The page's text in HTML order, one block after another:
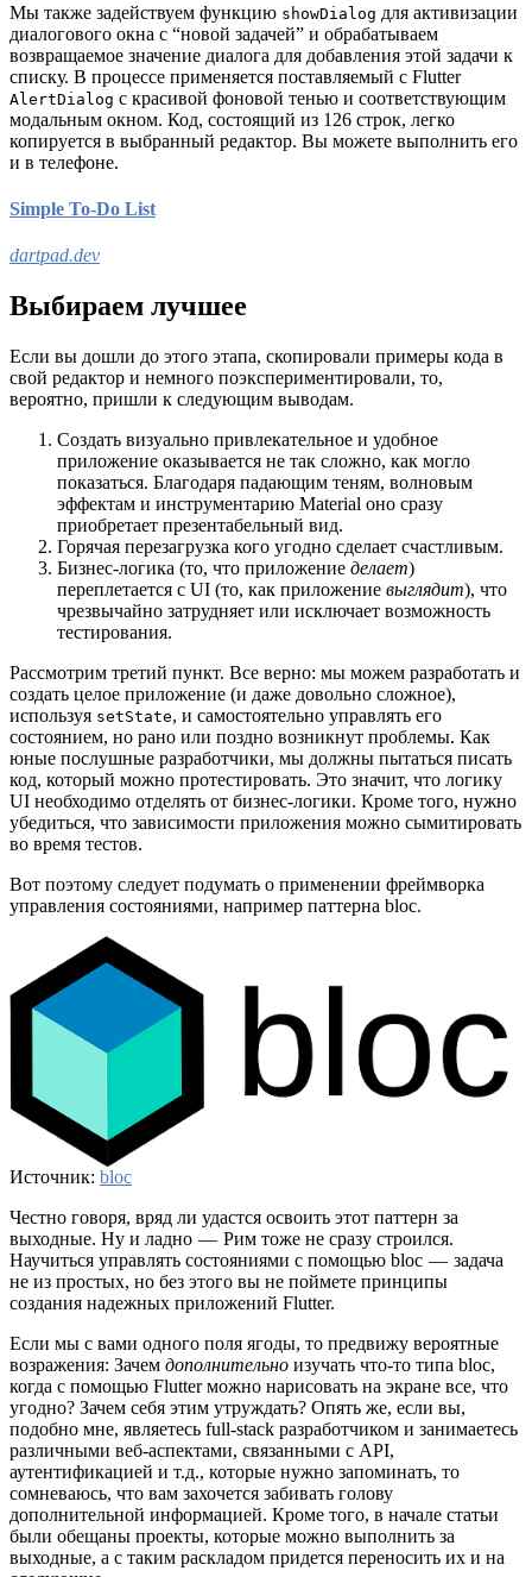
Мы также задействуем функцию showDialog для активизации
диалогового окна с “новой задачей” и обрабатываем
возвращаемое значение диалога для добавления этой задачи к
списку. В процессе применяется поставляемый с Flutter
AlertDialog с красивой фоновой тенью и соответствующим
модальным окном. Код, состоящий из 126 строк, легко
копируется в выбранный редактор. Вы можете выполнить его
и в телефоне.
Simple To-Do List
dartpad.dev
Выбираем лучшее
Если вы дошли до этого этапа, скопировали примеры кода в
свой редактор и немного поэкспериментировали, то,
вероятно, пришли к следующим выводам.
Создать визуально привлекательное и удобное
приложение оказывается не так сложно, как могло
показаться. Благодаря падающим теням, волновым
эффектам и инструментарию Material оно сразу
приобретает презентабельный вид.
Горячая перезагрузка кого угодно сделает счастливым.
Бизнес-логика (то, что приложение делает)
переплетается с UI (то, как приложение выглядит), что
чрезвычайно затрудняет или исключает возможность
тестирования.
Рассмотрим третий пункт. Все верно: мы можем разработать и
создать целое приложение (и даже довольно сложное),
используя setState, и самостоятельно управлять его
состоянием, но рано или поздно возникнут проблемы. Как
юные послушные разработчики, мы должны пытаться писать
код, который можно протестировать. Это значит, что логику
UI необходимо отделять от бизнес-логики. Кроме того, нужно
убедиться, что зависимости приложения можно сымитировать
во время тестов.
Вот поэтому следует подумать о применении фреймворка
управления состояниями, например паттерна bloc.
Источник: bloc
Честно говоря, вряд ли удастся освоить этот паттерн за
выходные. Ну и ладно — Рим тоже не сразу строился.
Научиться управлять состояниями с помощью bloc — задача
не из простых, но без этого вы не поймете принципы
создания надежных приложений Flutter.
Если мы с вами одного поля ягоды, то предвижу вероятные
возражения: Зачем дополнительно изучать что-то типа bloc,
когда с помощью Flutter можно нарисовать на экране все, что
угодно? Зачем себя этим утруждать? Опять же, если вы,
подобно мне, являетесь full-stack разработчиком и занимаетесь
различными веб-аспектами, связанными с API,
аутентификацией и т.д., которые нужно запоминать, то
сомневаюсь, что вам захочется забивать голову
дополнительной информацией. Кроме того, в начале статьи
были обещаны проекты, которые можно выполнить за
выходные, а с таким раскладом придется переносить их и на